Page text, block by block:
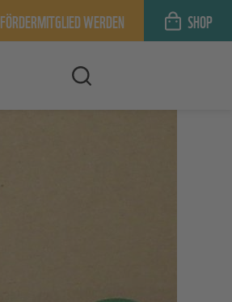
FÖRDERMITGLIED WERDEN SHOP